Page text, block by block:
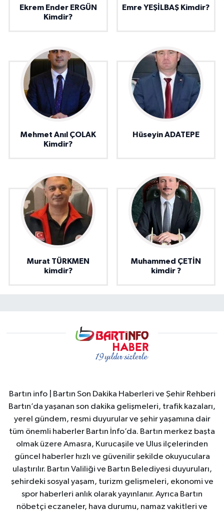
Ekrem Ender ERGÜN
Kimdir?
Emre YEŞİLBAŞ Kimdir?
Mehmet Anıl ÇOLAK
Kimdir?
Hüseyin ADATEPE
Murat TÜRKMEN
kimdir?
Muhammed ÇETİN
kimdir ?
Bartın info | Bartın Son Dakika Haberleri ve Şehir Rehberi
Bartın’da yaşanan son dakika gelişmeleri, trafik kazaları,
yerel gündem, resmi duyurular ve şehir yaşamına dair
tüm önemli haberler Bartın İnfo’da. Bartın merkez başta
olmak üzere Amasra, Kurucaşile ve Ulus ilçelerinden
güncel haberler hızlı ve güvenilir şekilde okuyuculara
ulaştırılır. Bartın Valiliği ve Bartın Belediyesi duyuruları,
şehirdeki sosyal yaşam, turizm gelişmeleri, ekonomi ve
spor haberleri anlık olarak yayınlanır. Ayrıca Bartın
nöbetçi eczaneler, hava durumu, namaz vakitleri ve